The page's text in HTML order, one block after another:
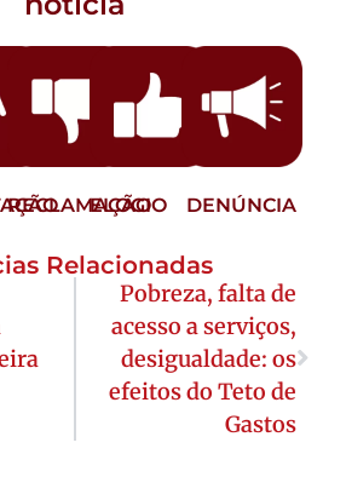
RECLAMAÇÃO
ELOGIO DENÚNCIA
Relacionadas
Pobreza, falta de
acesso a serviços,
desigualdade: os
efeitos do Teto de
Gastos